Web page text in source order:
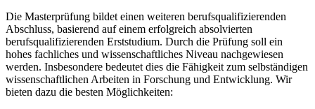
Die Masterprüfung bildet einen weiteren berufsqualifizierenden
Abschluss, basierend auf einem erfolgreich absolvierten
berufsqualifizierenden Erststudium. Durch die Prüfung soll ein
hohes fachliches und wissenschaftliches Niveau nachgewiesen
werden. Insbesondere bedeutet dies die Fähigkeit zum selbständigen
wissenschaftlichen Arbeiten in Forschung und Entwicklung. Wir
bieten dazu die besten Möglichkeiten: